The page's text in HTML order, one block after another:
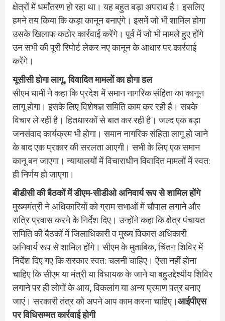
क्षेत्रों में धर्मांतरण हो रहा था। यह बहुत बड़ा अपराध है। इसलिए
हमने तय किया कि कड़ा कानून बनाएंगे। इसमें जो भी शामिल होगा
उसके खिलाफ कठोर कार्रवाई करेंगे। पूर्व में जो भी मामले हुए होंगे
उन सभी की पूरी रिपोर्ट लेकर नए कानून के आधार पर कार्रवाई
करेंगे।
यूसीसी होगा लागू, विवादित मामलों का होगा हल
सीएम धामी ने कहा कि प्रदेश में समान नागरिक संहिता का कानून
लागू होगा। इसके लिए विशेषज्ञ समिति काम कर रही है। सबके
विचार ले रही है। हितधारकों से बात कर रही है। जल्द एक बड़ा
जनसंवाद कार्यक्रम भी होगा। समान नागरिक संहिता लागू हो जाने
के बाद एक प्रकार की सरलता आएगी। सभी के लिए एक समान
कानू बन जाएगा। न्यायालयों में विचाराधीन विवादित मामलों में स्वत:
ही निर्णय हो जाएगा।
बीडीसी की बैठकों में डीएम-सीडीओ अनिवार्य रूप से शामिल होंगे
मुख्यमंत्री ने अधिकारियों को ग्राम सभाओं में चौपाल लगाने और
रात्रि प्रवास करने के निर्देश दिए। उन्होंने कहा कि क्षेत्र पंचायत
समिति की बैठकों में जिलाधिकारी व मुख्य विकास अधिकारी
अनिवार्य रूप से शामिल होंगे। सीएम के मुताबिक, चिंतन शिविर में
निर्देश दिए गए कि सरकार स्वत: चलनी चाहिए। ऐसा नहीं होना
चाहिए कि सीएम या मंत्री या विधायक के जाने या बहुउद्देश्यीय शिविर
लगाने पर ही लोगों के आय, विकलांग या अन्य प्रमाण पत्र बनाए
जाएं। सरकारी तंत्र को अपने आप काम करना चाहिए।आईपीएस
पर विधिसम्मत कार्रवाई होगी